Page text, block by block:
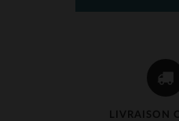
LIVRAISON